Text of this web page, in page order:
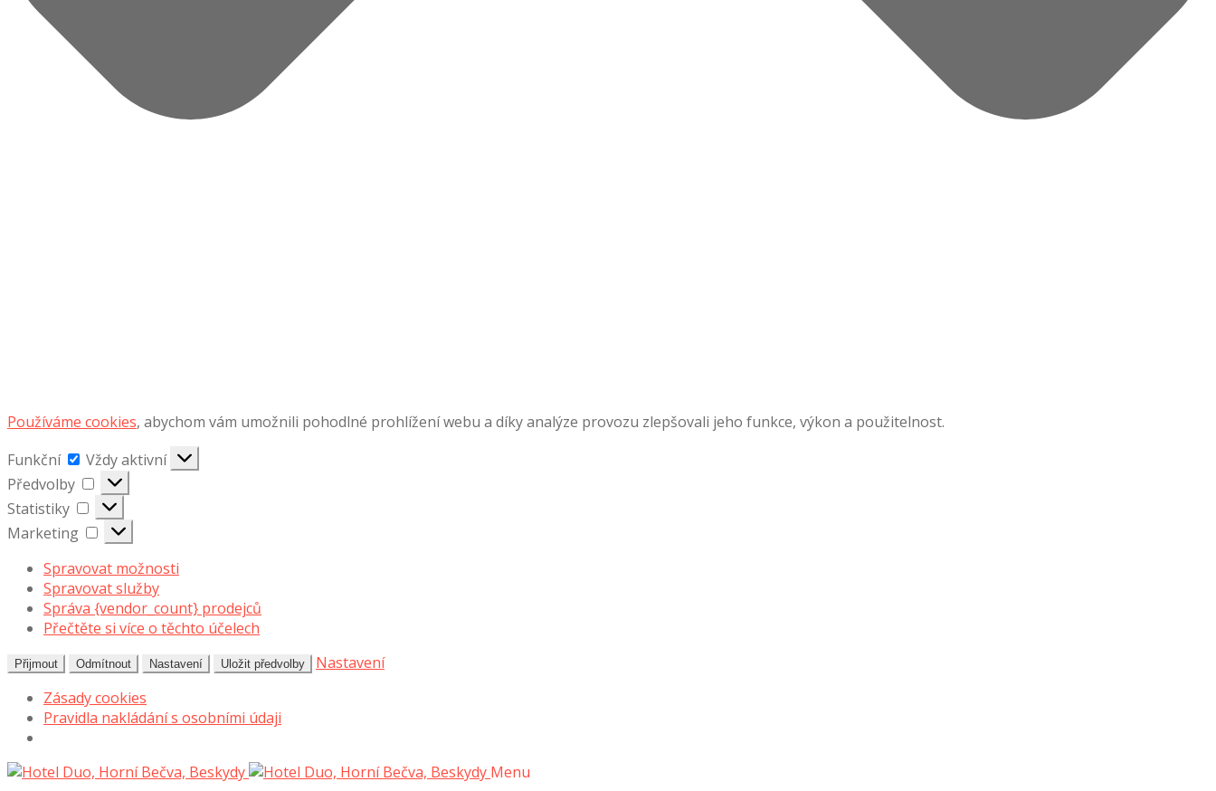
Používáme cookies, abychom vám umožnili pohodlné prohlížení webu a díky analýze provozu zlepšovali jeho funkce, výkon a použitelnost.
Funkční
Funkční
Vždy aktivní
Předvolby
Předvolby
Statistiky
Statistiky
Marketing
Marketing
Spravovat možnosti
Spravovat služby
Správa {vendor_count} prodejců
Přečtěte si více o těchto účelech
Přijmout Odmítnout Nastavení Uložit předvolby
Nastavení
Zásady cookies
Pravidla nakládání s osobními údaji
Přeskočit
Přejít
Menu